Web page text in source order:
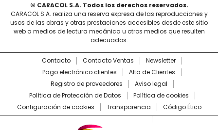
© CARACOL S.A. Todos los derechos reservados.
CARACOL S.A. realiza una reserva expresa de las reproducciones y
usos de las obras y otras prestaciones accesibles desde este sitio
web a medios de lectura mecánica u otros medios que resulten
adecuados.
Contacto Contacto Ventas
Newsletter
Pago electrónico clientes
Alta de Clientes
Registro de proveedores
Aviso legal
Política de Protección de Datos
Política de cookies
Configuración de cookies
Transparencia Código Ético